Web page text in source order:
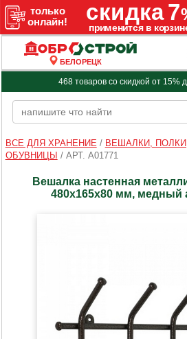
БЕЛОРЕЦК
468 товаров со скидкой от 15%
ВСЕ ДЛЯ ХРАНЕНИЕ / ВЕШАЛКИ,
ОБУВНИЦЫ / АРТ. A01771
Вешалка настенная
480х165х80 мм, медный